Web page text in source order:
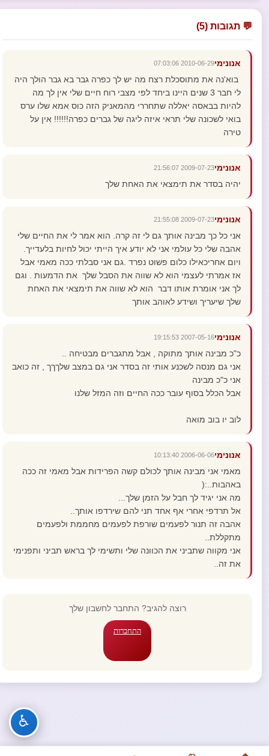
💬 תגובות (5)
אנונימי2010-06-29 07:03:06
בוא'נה את מתוסכלת רצח מה יש לך כפרה גבר בא גבר הולך היה
לי חבר 3 שנים היינו ביחד לפי מצבי רוח חיים שלי אין לך מה
להיות בבאסה יאללה שתחררי מהמאניק הזה כוס אמא שלו ערס
בואי לשכונה שלי תראי איזה ליגה של גברים כפרה!!!!!! אין על
טירה
אנונימי2009-07-23 21:56:07
יהיה בסדר את תימצאי את האחת שלך
אנונימי2009-07-23 21:55:08
אני כל כך מבינה אותך גם לי זה קרה. הוא אמר לי את החיים שלי
אהבה שלי כל עולמי אני לא יודע איך הייתי יכול לחיות בלעדייך.
ויום אחריכאילו כלום פשוט נפרד .גם אני סבלתי ככה מאמי אבל
אז אמרתי לעצמי הוא לא שווה את הסבל שלך את הדמעות . וגם
לך אני אומרת אותו דבר הוא לא שווה את תימצאי את האחת
שלך שיעריך ושידע לאוהב אותך
אנונימי2007-05-16 19:15:53
כ"כ מבינה אותך מתוקה , אבל מתגברים מבטיחה ..
אני גם מנסה לשכנע אותי זה בסדר אני גם במצב שלךךך , זה כואב
אני כ"כ מבינה
אבל הכלל בסוף עובר ככה החיים וזה המזל שלנו
לוב יו בוב מואה
אנונימי2006-06-06 10:13:40
מאמי אני מבינה אותך לכולם קשה הפרידות אבל מאמי זה ככה
באהבות..:(
מה אני יגיד לך חבל על הזמן שלך...
אל תרדפי אחרי אף אחד תני להם שירדפו אותך..
אהבה זה תנור לפעמים שורפת לפעמים מחממת ולפעמים
מתקללת..
אני מקווה שתביני את הכוונה שלי ותשימי לך בראש תביני ותפנימי
את זה..
רוצה להגיב? התחבר לחשבון שלך
התחברות
♿